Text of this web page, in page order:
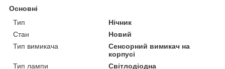
Основні
Тип
Нічник
Стан
Новий
Тип вимикача
Сенсорний вимикач на
корпусі
Тип лампи
Світлодіодна